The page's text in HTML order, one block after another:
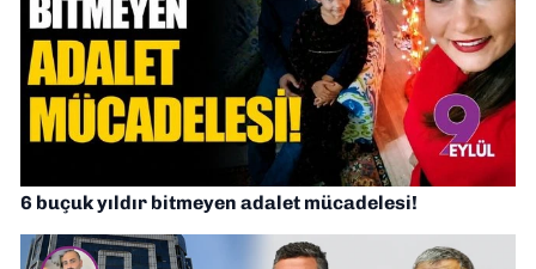
6 buçuk yıldır bitmeyen adalet mücadelesi!